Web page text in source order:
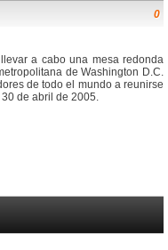
0
a cabo una mesa redonda
de Washington D.C.
de todo el mundo a reunirse
de abril de 2005.